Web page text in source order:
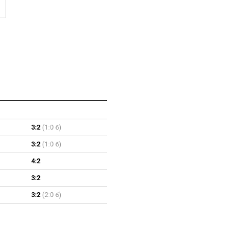
3:2 (1:0 б)
3:2 (1:0 б)
4:2
3:2
3:2 (2:0 б)